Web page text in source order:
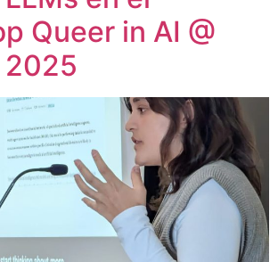
Queer in AI @
2025